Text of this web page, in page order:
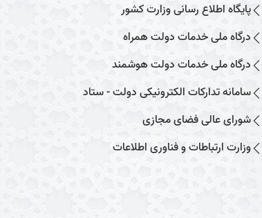
پایگاه اطلاع رسانی وزارت کشور
درگاه ملی خدمات دولت همراه
درگاه ملی خدمات دولت هوشمند
سامانه تدارکات الکترونیکی دولت - ستاد
شورای عالی فضای مجازی
وزارت ارتباطات و فناوری اطلاعات